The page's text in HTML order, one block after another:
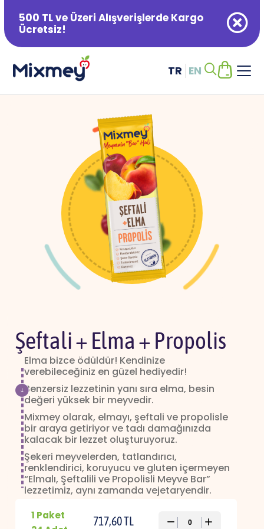
500 TL ve Üzeri Alışverişlerde Kargo
Ücretsiz!
TR EN
Şeftali + Elma + Propolis
Elma bizce ödüldür! Kendinize
verebileceğiniz en güzel hediyedir!
Benzersiz lezzetinin yanı sıra elma, besin
değeri yüksek bir meyvedir.
Mixmey olarak, elmayı, şeftali ve propolisle
bir araya getiriyor ve tadı damağınızda
kalacak bir lezzet oluşturuyoruz.
Şekeri meyvelerden, tatlandırıcı,
renklendirici, koruyucu ve gluten içermeyen
“Elmalı, Şeftalili ve Propolisli Meyve Bar”
lezzetimiz, aynı zamanda vejetaryendir.
zaman yanında! Mixmey meyvenin “Bar” hali.
1 Paket
717,60 TL